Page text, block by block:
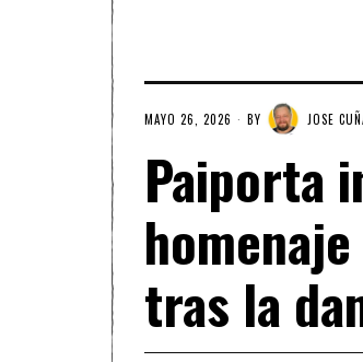
MAYO 26, 2026 BY JOSE
Paiporta
tras la